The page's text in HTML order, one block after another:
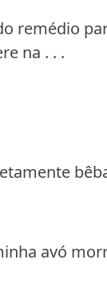
remédio
na . . .
avó